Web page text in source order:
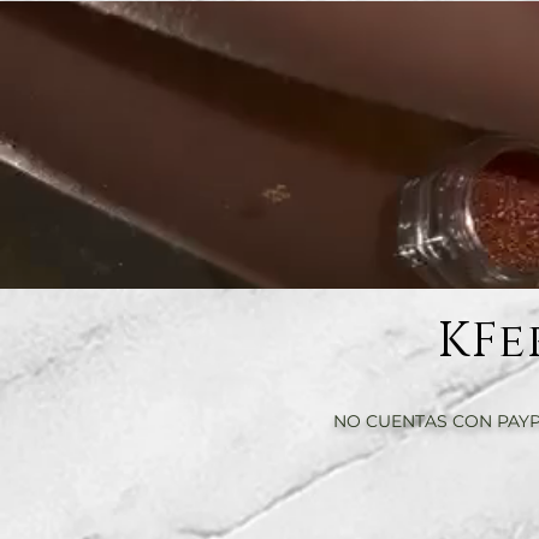
NO CUENTAS CON